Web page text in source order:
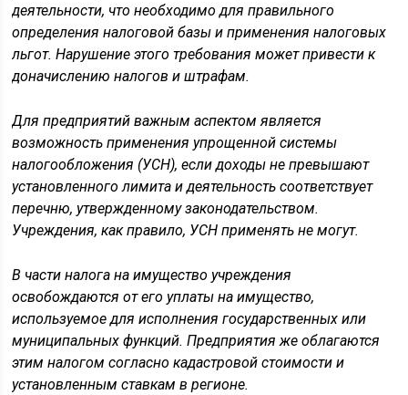
деятельности, что необходимо для правильного
определения налоговой базы и применения налоговых
льгот. Нарушение этого требования может привести к
доначислению налогов и штрафам.
Для предприятий важным аспектом является
возможность применения упрощенной системы
налогообложения (УСН), если доходы не превышают
установленного лимита и деятельность соответствует
перечню, утвержденному законодательством.
Учреждения, как правило, УСН применять не могут.
В части налога на имущество учреждения
освобождаются от его уплаты на имущество,
используемое для исполнения государственных или
муниципальных функций. Предприятия же облагаются
этим налогом согласно кадастровой стоимости и
установленным ставкам в регионе.